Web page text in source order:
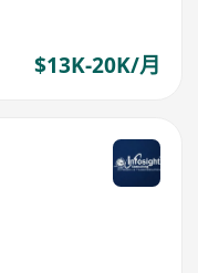
$13K-20K/月